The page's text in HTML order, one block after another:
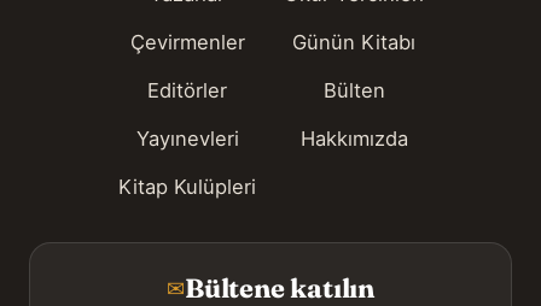
Çevirmenler
Editörler
Yayınevleri
Kitap Kulüpleri
Günün Kitabı
Bülten
Hakkımızda
✉Bültene katılın